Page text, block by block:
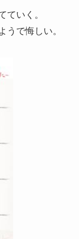
ていく。
うで悔しい。